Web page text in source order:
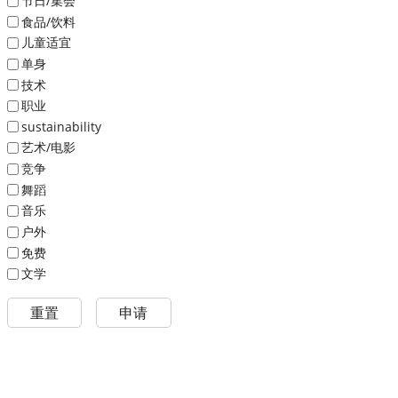
食品/饮料
儿童适宜
单身
技术
职业
sustainability
艺术/电影
竞争
舞蹈
音乐
户外
免费
文学
重置 申请